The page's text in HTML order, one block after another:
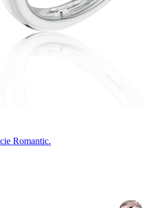
Romantic.